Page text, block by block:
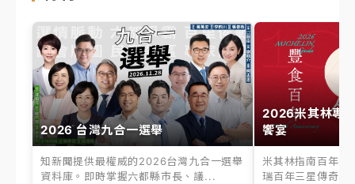
2026 台灣九合一選舉
知新聞提供最權威的2026台灣九合一選舉
資料庫。即時掌握六都縣市長、議...
2026米其林專
饗宴
米其林指南百年之
瑞百年三星傳奇、